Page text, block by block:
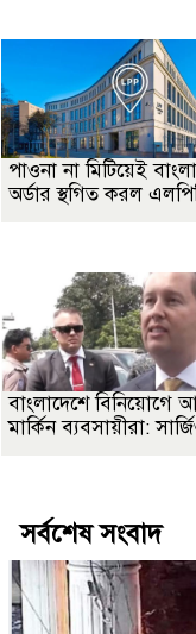
পাওনা না মিটিয়েই
অর্ডার স্থগিত করল
বাংলাদেশে বিনিয়োগে
মার্কিন ব্যবসায়ীরা:
সর্বশেষ সংবাদ